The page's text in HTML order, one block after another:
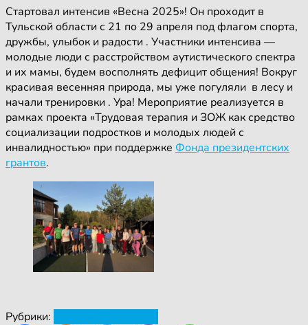
Стартовал интенсив «Весна 2025»! Он проходит в
Тульской области с 21 по 29 апреля под флагом спорта,
дружбы, улыбок и радости . Участники интенсива —
молодые люди с расстройством аутистического спектра
и их мамы, будем восполнять дефицит общения! Вокруг
красивая весенняя природа, мы уже погуляли в лесу и
начали тренировки . Ура! Мероприятие реализуется в
рамках проекта «Трудовая терапия и ЗОЖ как средство
социализации подростков и молодых людей с
инвалидностью» при поддержке Фонда президентских
грантов.
Рубрики: